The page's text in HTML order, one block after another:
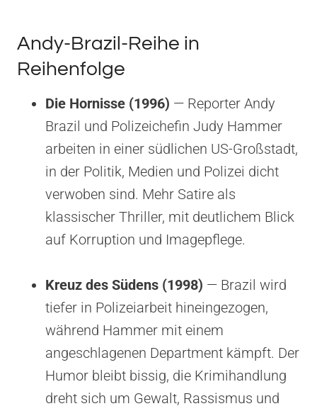
Andy-Brazil-Reihe in
Reihenfolge
Die Hornisse (1996) — Reporter Andy
Brazil und Polizeichefin Judy Hammer
arbeiten in einer südlichen US-Großstadt,
in der Politik, Medien und Polizei dicht
verwoben sind. Mehr Satire als
klassischer Thriller, mit deutlichem Blick
auf Korruption und Imagepflege.
Kreuz des Südens (1998) — Brazil wird
tiefer in Polizeiarbeit hineingezogen,
während Hammer mit einem
angeschlagenen Department kämpft. Der
Humor bleibt bissig, die Krimihandlung
dreht sich um Gewalt, Rassismus und